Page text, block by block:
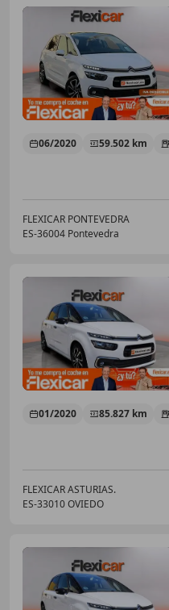
06/2020 59.502 km
FLEXICAR PONTEVEDRA
ES-36004 Pontevedra
01/2020 85.827 km
FLEXICAR ASTURIAS.
ES-33010 OVIEDO